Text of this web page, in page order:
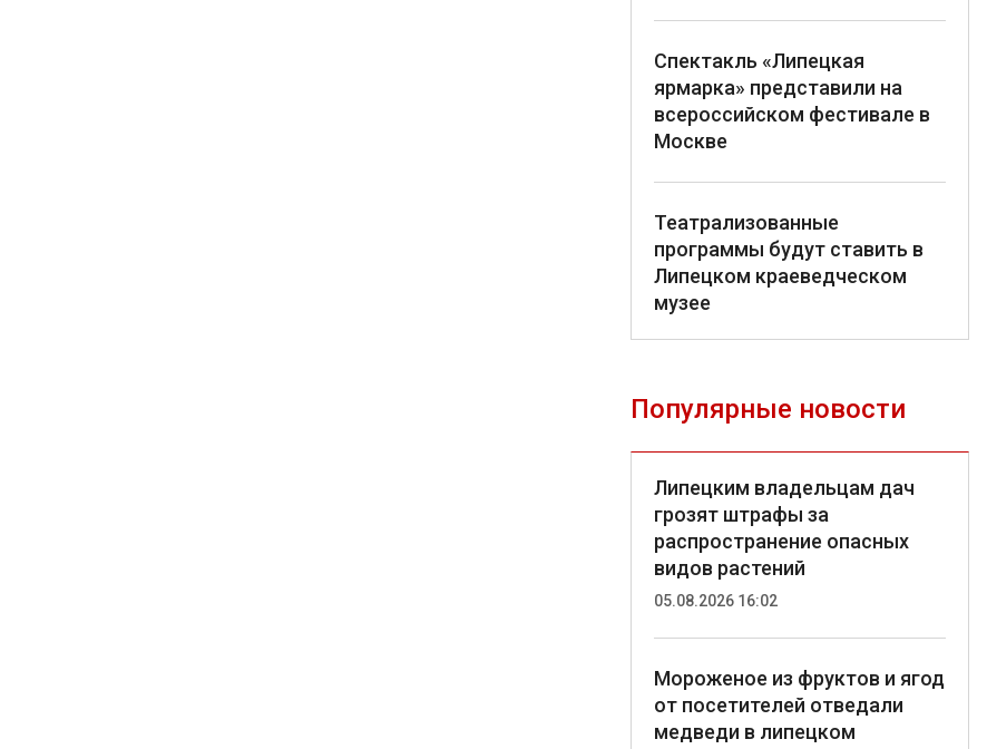
Спектакль «Липецкая
ярмарка» представили на
всероссийском фестивале в
Москве
Театрализованные
программы будут ставить в
Липецком краеведческом
музее
Популярные новости
Липецким владельцам дач
грозят штрафы за
распространение опасных
видов растений
05.08.2026 16:02
Мороженое из фруктов и ягод
от посетителей отведали
медведи в липецком